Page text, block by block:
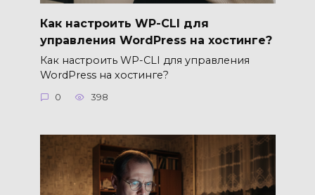
Как настроить WP-CLI для
управления WordPress на хостинге?
Как настроить WP-CLI для управления
WordPress на хостинге?
0 398